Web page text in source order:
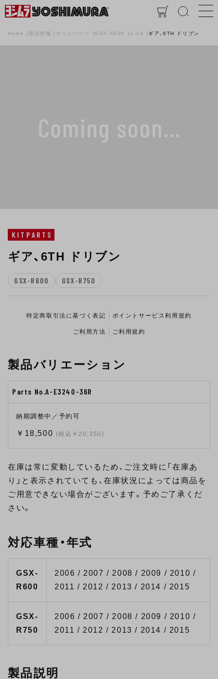
Home 製品情報 キットパーツ GSX-R600 11-16 ギア、6TH ドリブン
KITPARTS
ギア、6TH ドリブン
GSX-R600 GSX-R750
特定商取引法に基づく表記 ポイントサービス利用規約
ご利用方法 ご利用規約
製品バリエーション
Parts No.A-E3240-36R
納期調整中／予約可
￥18,500 (税込￥20,350)
在庫は常に変動しているため、ご注文時に「在庫あ
り」と表示されていても、在庫状況によっては商品を
ご用意できない場合がございます。予めご了承くだ
さい。
対応車種・年式
GSX-
R600
2006 / 2007 / 2008 / 2009 / 2010 /
2011 / 2012 / 2013 / 2014 / 2015
GSX-
R750
2006 / 2007 / 2008 / 2009 / 2010 /
2011 / 2012 / 2013 / 2014 / 2015
製品説明